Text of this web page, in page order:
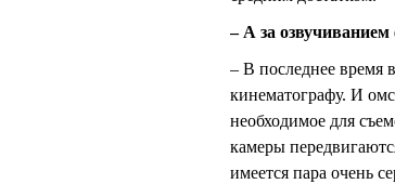
– А за
– В последнее время
кинематографу. И
необходимое для
камеры
имеется пара очень